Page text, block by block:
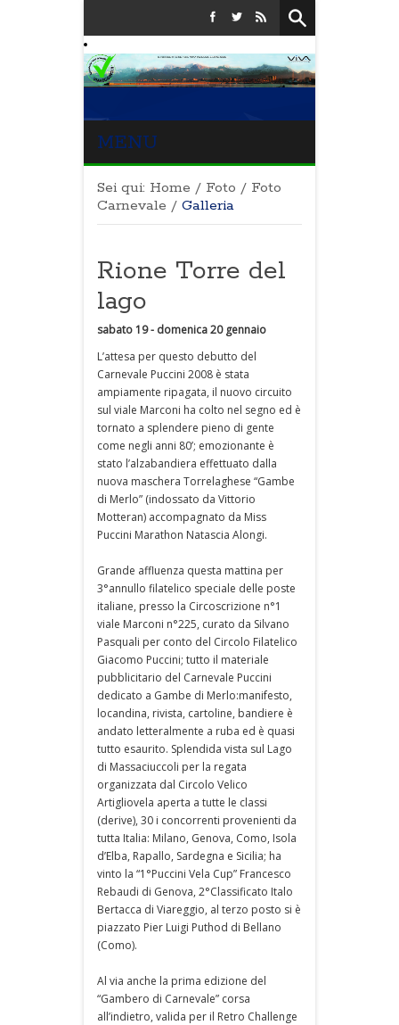
MENU
Sei qui: Home / Foto / Foto
Carnevale / Galleria
Rione Torre del
lago
sabato 19 - domenica 20 gennaio
L’attesa per questo debutto del
Carnevale Puccini 2008 è stata
ampiamente ripagata, il nuovo circuito
sul viale Marconi ha colto nel segno ed è
tornato a splendere pieno di gente
come negli anni 80’; emozionante è
stato l’alzabandiera effettuato dalla
nuova maschera Torrelaghese “Gambe
di Merlo” (indossato da Vittorio
Motteran) accompagnato da Miss
Puccini Marathon Natascia Alongi.
Grande affluenza questa mattina per
3°annullo filatelico speciale delle poste
italiane, presso la Circoscrizione n°1
viale Marconi n°225, curato da Silvano
Pasquali per conto del Circolo Filatelico
Giacomo Puccini; tutto il materiale
pubblicitario del Carnevale Puccini
dedicato a Gambe di Merlo:manifesto,
locandina, rivista, cartoline, bandiere è
andato letteralmente a ruba ed è quasi
tutto esaurito. Splendida vista sul Lago
di Massaciuccoli per la regata
organizzata dal Circolo Velico
Artigliovela aperta a tutte le classi
(derive), 30 i concorrenti provenienti da
tutta Italia: Milano, Genova, Como, Isola
d’Elba, Rapallo, Sardegna e Sicilia; ha
vinto la “1°Puccini Vela Cup” Francesco
Rebaudi di Genova, 2°Classificato Italo
Bertacca di Viareggio, al terzo posto si è
piazzato Pier Luigi Puthod di Bellano
(Como).
Al via anche la prima edizione del
“Gambero di Carnevale” corsa
all’indietro, valida per il Retro Challenge